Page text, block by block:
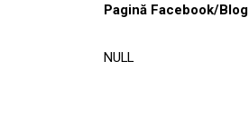
Pagină Facebook/Blog
NULL